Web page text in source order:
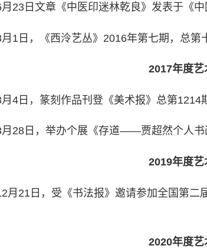
23日文章《中医印迷林乾良》发表于《
1日，《西泠艺丛》2016年第七期，总第
2017年度
4日，篆刻作品刊登《美术报》总第1214
28日，举办个展《存道——贾超然个人书
2019年度
月21日，受《书法报》邀请参加全国第
2020年度